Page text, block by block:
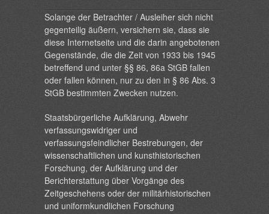
Solange der Betrachter / Ausleiher sich nicht
gegenteilig äußern, versichern sie, dass sie
diese Internetseite und die darin angebotenen
Gegenstände, die die Zeit von 1933 bis 1945
betreffend und unter §§ 86, 86a StGB fallen
oder fallen können, nur zu den in § 86 Abs. 3
StGB bestimmten Zwecken nutzen.
Staatsbürgerliche Aufklärung, Abwehr
verfassungswidriger und
verfassungsfeindlicher Bestrebungen, der
wissenschaftlichen und kunsthistorischen
Forschung, der Aufklärung und der
Berichterstattung über Vorgänge des
Zeitgeschehens oder der militärhistorischen
und uniformkundlichen Forschung